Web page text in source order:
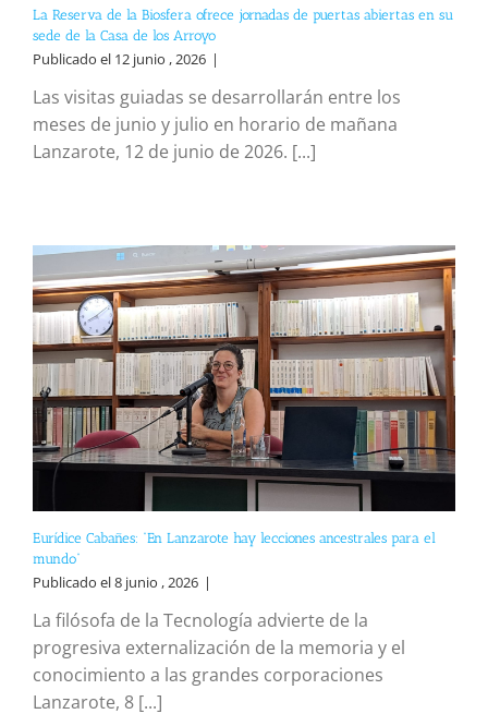
La Reserva de la Biosfera ofrece jornadas de puertas abiertas en su
sede de la Casa de los Arroyo
Publicado el 12 junio , 2026 |
Las visitas guiadas se desarrollarán entre los
meses de junio y julio en horario de mañana
Lanzarote, 12 de junio de 2026. [...]
Eurídice Cabañes: “En Lanzarote hay lecciones ancestrales para el
mundo”
Publicado el 8 junio , 2026 |
La filósofa de la Tecnología advierte de la
progresiva externalización de la memoria y el
conocimiento a las grandes corporaciones
Lanzarote, 8 [...]